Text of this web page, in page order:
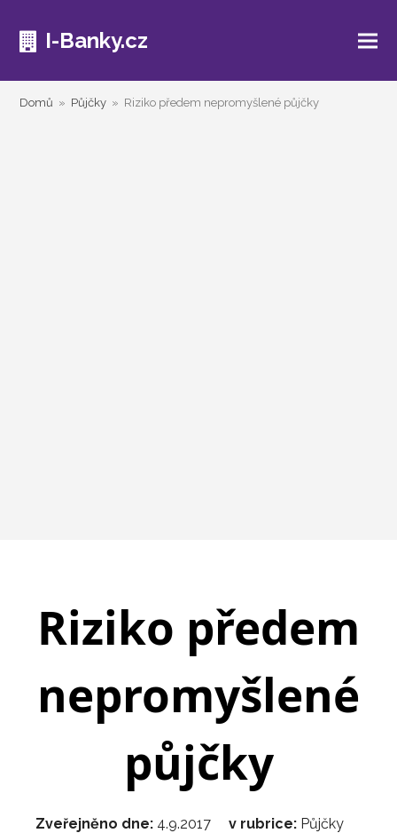
I-Banky.cz
Domů » Půjčky » Riziko předem nepromyšlené půjčky
Riziko předem
nepromyšlené
půjčky
Zveřejněno dne: 4.9.2017 v rubrice: Půjčky